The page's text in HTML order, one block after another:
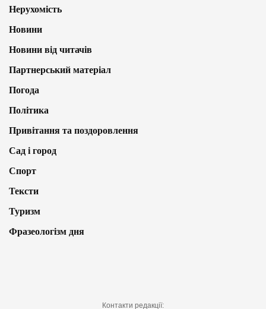
Нерухомість
Новини
Новини від читачів
Партнерський матеріал
Погода
Політика
Привітання та поздоровлення
Сад і город
Спорт
Тексти
Туризм
Фразеологізм дня
Контакти редакції: